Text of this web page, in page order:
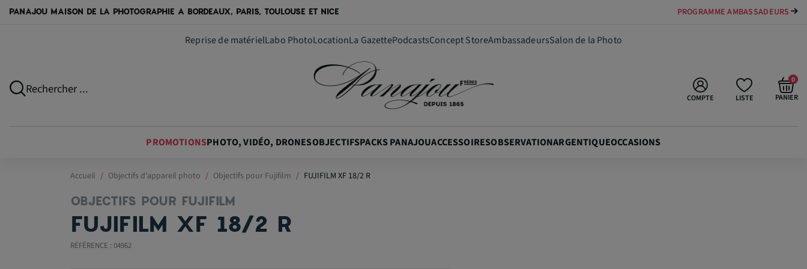
PANAJOU MAISON DE LA PHOTOGRAPHIE A BORDEAUX, PARIS, TOULOUSE ET NICE PROGRAMME AMBASSADEURS
Reprise de matérielLabo PhotoLocationLa GazettePodcastsConcept StoreAmbassadeursSalon de la Photo
Rechercher ...
LISTE
COMPTE PANIER
0
PROMOTIONSPHOTO, VIDÉO, DRONESOBJECTIFSPACKS PANAJOUACCESSOIRESOBSERVATIONARGENTIQUEOCCASIONS
Accueil Objectifs d'appareil photo Objectifs pour Fujifilm FUJIFILM XF 18/2 R
OBJECTIFS POUR FUJIFILM
FUJIFILM XF 18/2 R
RÉFÉRENCE : 04962
599,90 €